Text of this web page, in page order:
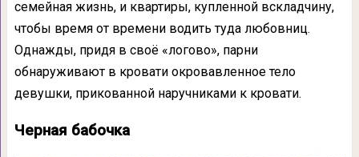
семейная жизнь, и квартиры, купленной вскладчину,
чтобы время от времени водить туда любовниц.
Однажды, придя в своё «логово», парни
обнаруживают в кровати окровавленное тело
девушки, прикованной наручниками к кровати.
Черная бабочка